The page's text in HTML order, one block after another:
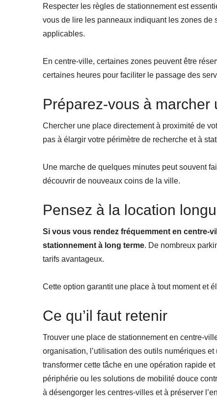
Respecter les règles de stationnement est
vous de lire les panneaux indiquant les zones de
applicables.
En centre-ville, certaines zones peuvent être
certaines heures pour faciliter le passage des
Préparez-vous à marcher
Chercher une place directement à proximité de
pas à élargir votre périmètre de recherche et à
Une marche de quelques minutes peut souvent
découvrir de nouveaux coins de la ville.
Pensez à la location
Si vous vous rendez fréquemment en centre-
stationnement à long terme. De nombreux
tarifs avantageux.
Cette option garantit une place à tout moment et
Ce qu’il faut retenir
Trouver une place de stationnement en centre-
organisation, l’utilisation des outils numériques
transformer cette tâche en une opération rapide
périphérie ou les solutions de mobilité douce
à désengorger les centres-villes et à préserver